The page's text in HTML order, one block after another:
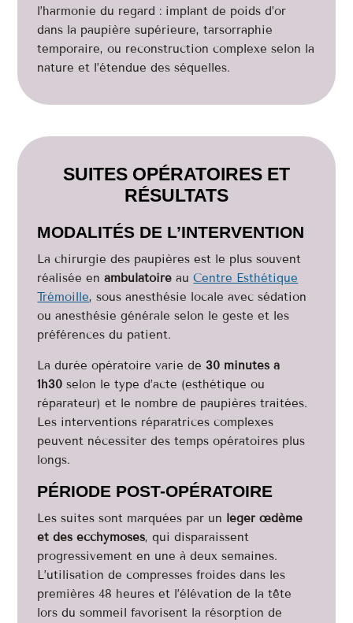
l’harmonie du regard : implant de poids d’or
dans la paupière supérieure, tarsorraphie
temporaire, ou reconstruction complexe selon la
nature et l’étendue des séquelles.
SUITES OPÉRATOIRES ET
RÉSULTATS
MODALITÉS DE L’INTERVENTION
La chirurgie des paupières est le plus souvent
réalisée en ambulatoire au Centre Esthétique
Trémoille, sous anesthésie locale avec sédation
ou anesthésie générale selon le geste et les
préférences du patient.
La durée opératoire varie de 30 minutes à
1h30 selon le type d’acte (esthétique ou
réparateur) et le nombre de paupières traitées.
Les interventions réparatrices complexes
peuvent nécessiter des temps opératoires plus
longs.
PÉRIODE POST-OPÉRATOIRE
Les suites sont marquées par un léger œdème
et des ecchymoses, qui disparaissent
progressivement en une à deux semaines.
L’utilisation de compresses froides dans les
premières 48 heures et l’élévation de la tête
lors du sommeil favorisent la résorption de